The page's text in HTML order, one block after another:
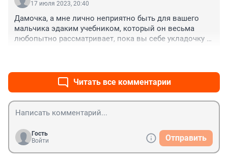
17 июля 2023, 20:40
Дамочка, а мне лично неприятно быть для вашего
мальчика эдаким учебником, который он весьма
любопытно рассматривает, пока вы себе укладочку
Читать все комментарии
Гость
Войти
Отправить